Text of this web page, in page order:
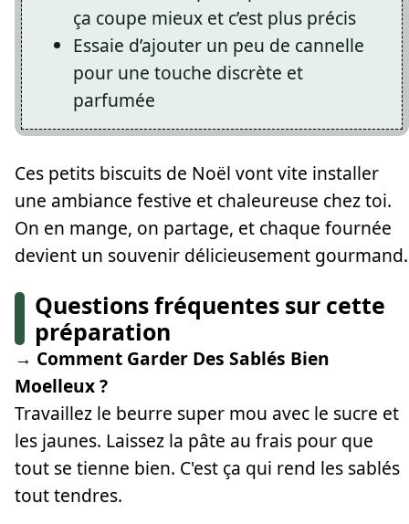
ça coupe mieux et c’est plus précis
Essaie d’ajouter un peu de cannelle
pour une touche discrète et
parfumée
Ces petits biscuits de Noël vont vite installer
une ambiance festive et chaleureuse chez toi.
On en mange, on partage, et chaque fournée
devient un souvenir délicieusement gourmand.
Questions fréquentes sur cette
préparation
→ Comment Garder Des Sablés Bien
Moelleux ?
Travaillez le beurre super mou avec le sucre et
les jaunes. Laissez la pâte au frais pour que
tout se tienne bien. C'est ça qui rend les sablés
tout tendres.